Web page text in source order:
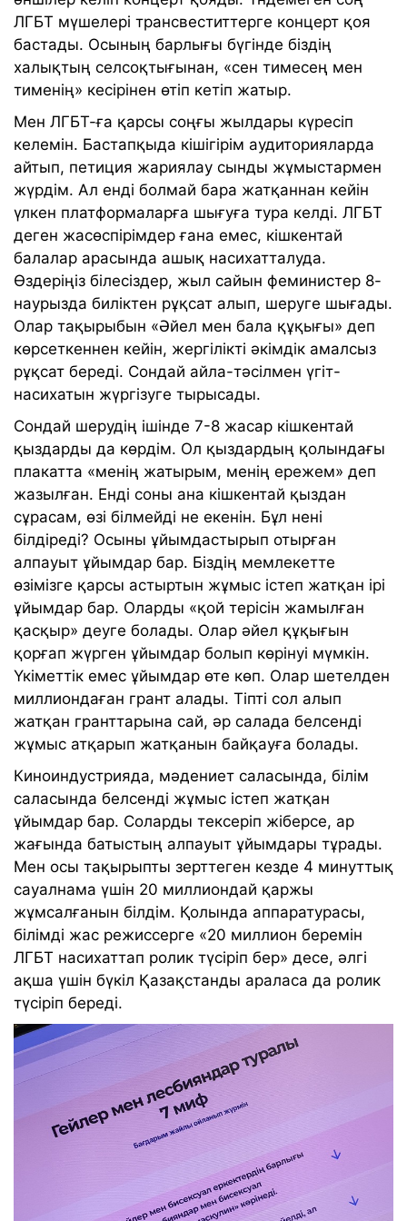
ЛГБТ мүшелері трансвеститтерге концерт қоя
бастады. Осының барлығы бүгінде біздің
халықтың селсоқтығынан, «сен тимесең мен
тименің» кесірінен өтіп кетіп жатыр.
Мен ЛГБТ-ға қарсы соңғы жылдары күресіп
келемін. Бастапқыда кішігірім аудиторияларда
айтып, петиция жариялау сынды жұмыстармен
жүрдім. Ал енді болмай бара жатқаннан кейін
үлкен платформаларға шығуға тура келді. ЛГБТ
деген жасөспірімдер ғана емес, кішкентай
балалар арасында ашық насихатталуда.
Өздеріңіз білесіздер, жыл сайын феминистер 8-
наурызда биліктен рұқсат алып, шеруге шығады.
Олар тақырыбын «Әйел мен бала құқығы» деп
көрсеткеннен кейін, жергілікті әкімдік амалсыз
рұқсат береді. Сондай айла-тәсілмен үгіт-
насихатын жүргізуге тырысады.
Сондай шерудің ішінде 7-8 жасар кішкентай
қыздарды да көрдім. Ол қыздардың қолындағы
плакатта «менің жатырым, менің ережем» деп
жазылған. Енді соны ана кішкентай қыздан
сұрасам, өзі білмейді не екенін. Бұл нені
білдіреді? Осыны ұйымдастырып отырған
алпауыт ұйымдар бар. Біздің мемлекетте
өзімізге қарсы астыртын жұмыс істеп жатқан ірі
ұйымдар бар. Оларды «қой терісін жамылған
қасқыр» деуге болады. Олар әйел құқығын
қорғап жүрген ұйымдар болып көрінуі мүмкін.
Үкіметтік емес ұйымдар өте көп. Олар шетелден
миллиондаған грант алады. Тіпті сол алып
жатқан гранттарына сай, әр салада белсенді
жұмыс атқарып жатқанын байқауға болады.
Киноиндустрияда, мәдениет саласында, білім
саласында белсенді жұмыс істеп жатқан
ұйымдар бар. Соларды тексеріп жіберсе, ар
жағында батыстың алпауыт ұйымдары тұрады.
Мен осы тақырыпты зерттеген кезде 4 минуттық
сауалнама үшін 20 миллиондай қаржы
жұмсалғанын білдім. Қолында аппаратурасы,
білімді жас режиссерге «20 миллион беремін
ЛГБТ насихаттап ролик түсіріп бер» десе, әлгі
ақша үшін бүкіл Қазақстанды араласа да ролик
түсіріп береді.